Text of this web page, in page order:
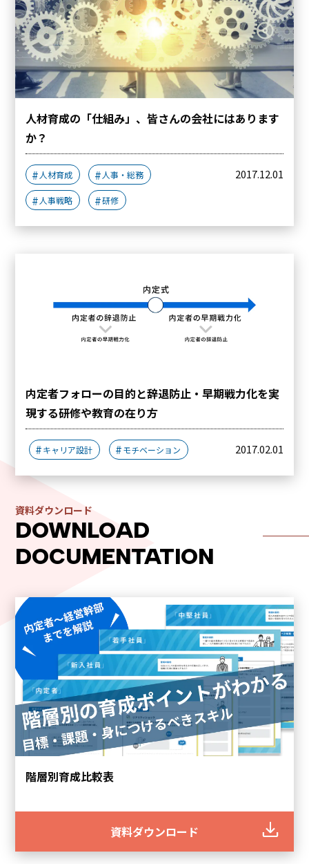
人材育成の「仕組み」、皆さんの会社にはあります
か？
人材育成 人事・総務
人事戦略 研修
2017.12.01
内定者フォローの目的と辞退防止・早期戦力化を実
現する研修や教育の在り方
キャリア設計 モチベーション 2017.02.01
資料ダウンロード
DOWNLOAD
DOCUMENTATION
階層別育成比較表
資料ダウンロード